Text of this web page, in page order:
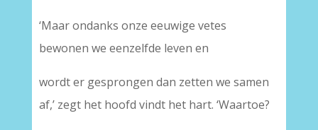
‘Maar ondanks onze eeuwige vetes
bewonen we eenzelfde leven en
wordt er gesprongen dan zetten we samen
af,’ zegt het hoofd vindt het hart. ‘Waartoe?